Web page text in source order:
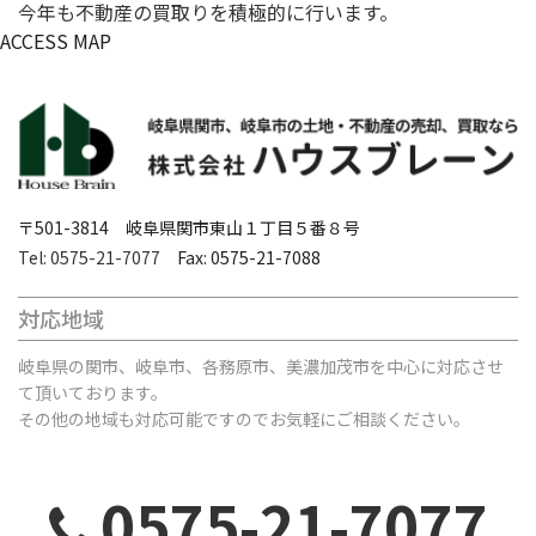
今年も不動産の買取りを積極的に行います。
ACCESS MAP
〒501-3814 岐阜県関市東山１丁目５番８号
Tel: 0575-21-7077 Fax: 0575-21-7088
対応地域
岐阜県の関市、岐阜市、各務原市、美濃加茂市を中心に対応させ
て頂いております。
その他の地域も対応可能ですのでお気軽にご相談ください。